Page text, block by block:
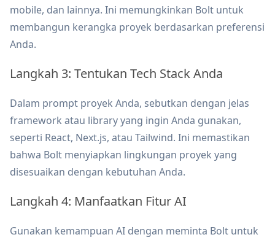
mobile, dan lainnya. Ini memungkinkan Bolt untuk
membangun kerangka proyek berdasarkan preferensi
Anda.
Langkah 3: Tentukan Tech Stack Anda
Dalam prompt proyek Anda, sebutkan dengan jelas
framework atau library yang ingin Anda gunakan,
seperti React, Next.js, atau Tailwind. Ini memastikan
bahwa Bolt menyiapkan lingkungan proyek yang
disesuaikan dengan kebutuhan Anda.
Langkah 4: Manfaatkan Fitur AI
Gunakan kemampuan AI dengan meminta Bolt untuk